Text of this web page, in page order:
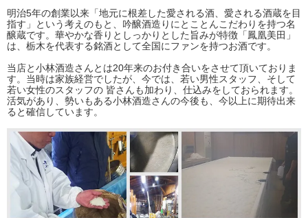
明治5年の創業以来「地元に根差した愛される酒、愛される酒蔵を目
指す」という考えのもと、吟醸酒造りにとことんこだわりを持つ名
醸蔵です。華やかな香りとしっかりとした旨みが特徴「鳳凰美田」
は、栃木を代表する銘酒として全国にファンを持つお酒です。
当店と小林酒造さんとは20年来のお付き合いをさせて頂いておりま
す。当時は家族経営でしたが、今では、若い男性スタッフ、そして
若い女性のスタッフの 皆さんも加わり、仕込みをしておられます。
活気があり、勢いもある小林酒造さんの今後も、今以上に期待出来
ると確信しています。